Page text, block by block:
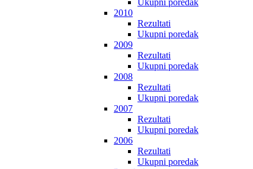
Ukupni poredak
2010
Rezultati
Ukupni poredak
2009
Rezultati
Ukupni poredak
2008
Rezultati
Ukupni poredak
2007
Rezultati
Ukupni poredak
2006
Rezultati
Ukupni poredak